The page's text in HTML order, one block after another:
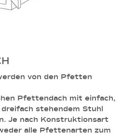
von den Pfetten
Pfettendach mit einfach,
stehendem Stuhl
Je nach Konstruktionsart
alle Pfettenarten zum